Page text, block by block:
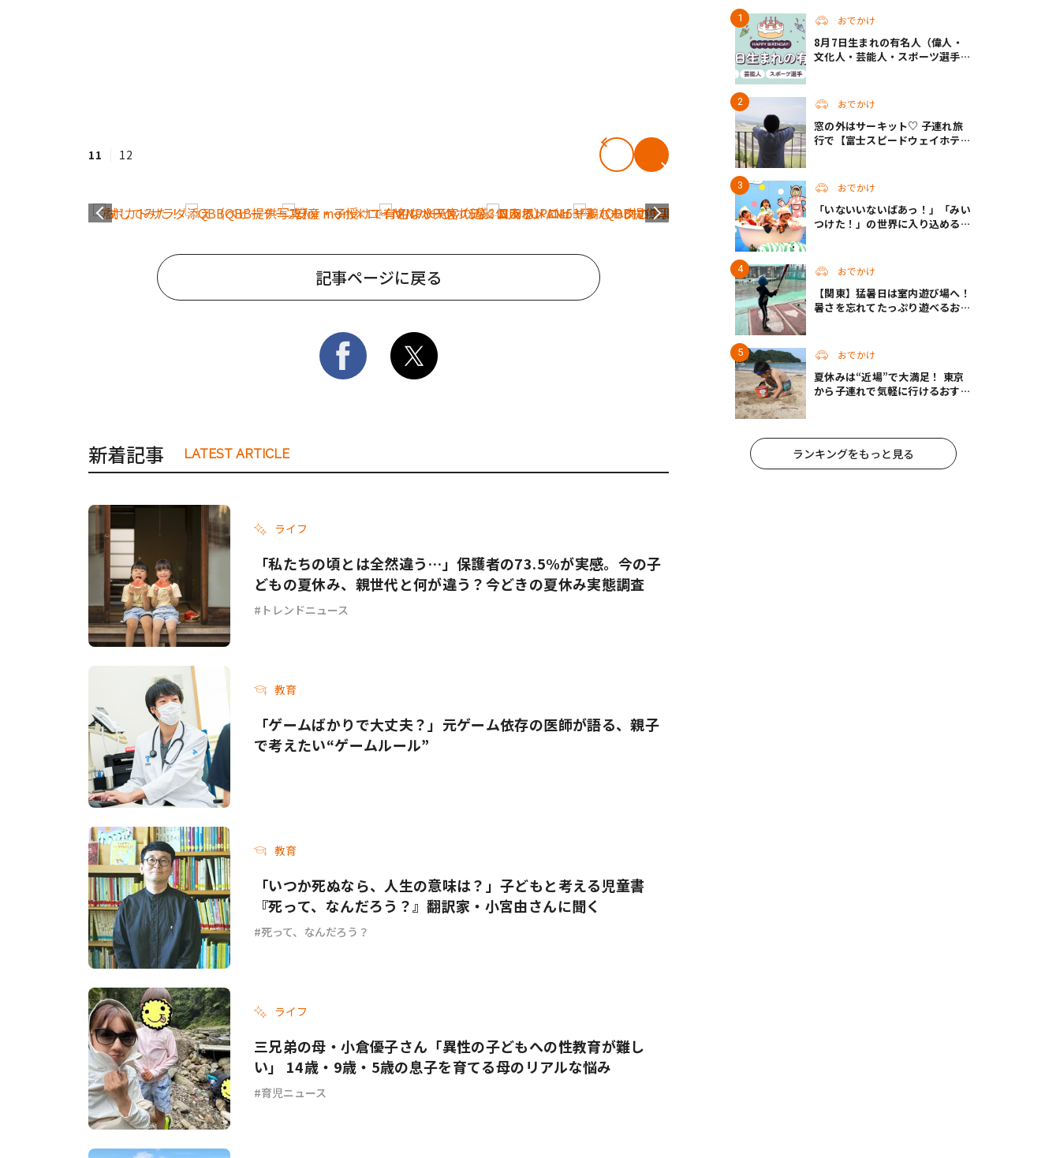
11 12
記事ページに戻る
新着記事 LATEST ARTICLE
ライフ
「私たちの頃とは全然違う…」保護者の73.5%が実感。今の子
どもの夏休み、親世代と何が違う？今どきの夏休み実態調査
トレンドニュース
教育
「ゲームばかりで大丈夫？」元ゲーム依存の医師が語る、親子
で考えたい“ゲームルール”
教育
「いつか死ぬなら、人生の意味は？」子どもと考える児童書
『死って、なんだろう？』翻訳家・小宮由さんに聞く
死って、なんだろう？
ライフ
三兄弟の母・小倉優子さん「異性の子どもへの性教育が難し
い」 14歳・9歳・5歳の息子を育てる母のリアルな悩み
育児ニュース
おでかけ
8月7日生まれの有名人（偉人・
文化人・芸能人・スポーツ選手・
おでかけ
窓の外はサーキット♡ 子連れ旅
行で【富士スピードウェイホテ
おでかけ
「いないいないばあっ！」「みい
つけた！」の世界に入り込める！
おでかけ
【関東】猛暑日は室内遊び場へ！
暑さを忘れてたっぷり遊べるおす
おでかけ
夏休みは“近場”で大満足！ 東京
から子連れで気軽に行けるおすす
ランキングをもっと見る